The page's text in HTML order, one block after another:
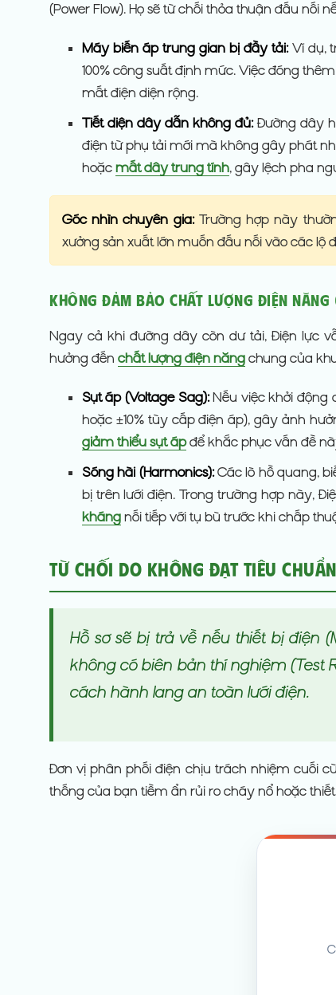
(Power Flow). Họ sẽ từ chối thỏa thuận đấu nối
Máy biến áp trung gian bị đầy tải:Ví dụ,
100% công suất định mức. Việc đóng
mất điện diện rộng.
Tiết diện dây dẫn không đủ:Đường dây
điện từ phụ tải mới mà không gây phát
hoặc mất dây trung tính, gây lệch pha
Góc nhìn chuyên gia:Trường hợp này
xưởng sản xuất lớn muốn đấu nối vào các lộ
Không đảm bảo chất lượng điện năng
Ngay cả khi đường dây còn dư tải, Điện lực
hưởng đến chất lượng điện năng chung của
Sụt áp (Voltage Sag):Nếu việc khởi động
hoặc ±10% tùy cấp điện áp), gây ảnh
giảm thiểu sụt ápđể khắc phục vấn đề
Sóng hài (Harmonics):Các lò hồ quang,
bị trên lưới điện. Trong trường hợp này,
khángnối tiếp với tụ bù trước khi chấp
Từ Chối Do Không Đạt Tiêu
Hồ sơ sẽ bị trả về nếu thiết bị điện
không có biên bản thí nghiệm (Test
cách hành lang an toàn lưới điện.
Đơn vị phân phối điện chịu trách nhiệm cuối
thống của bạn tiềm ẩn rủi ro cháy nổ hoặc